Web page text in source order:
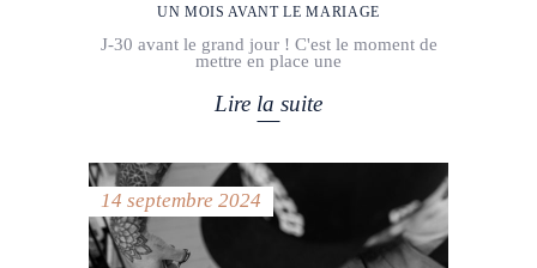
UN MOIS AVANT LE MARIAGE
J-30 avant le grand jour ! C'est le moment de
mettre en place une
Lire la suite
14 septembre 2024